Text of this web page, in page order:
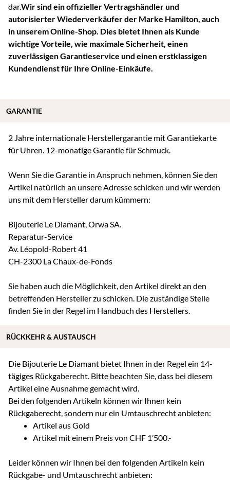
dar.Wir sind ein offizieller Vertragshändler und
autorisierter Wiederverkäufer der Marke Hamilton, auch
in unserem Online-Shop. Dies bietet Ihnen als Kunde
wichtige Vorteile, wie maximale Sicherheit, einen
zuverlässigen Garantieservice und einen erstklassigen
Kundendienst für Ihre Online-Einkäufe.
2 Jahre internationale Herstellergarantie mit Garantiekarte
für Uhren. 12-monatige Garantie für Schmuck.
Wenn Sie die Garantie in Anspruch nehmen, können Sie den
Artikel natürlich an unsere Adresse schicken und wir werden
uns mit dem Hersteller darum kümmern:
Bijouterie Le Diamant, Orwa SA.
Reparatur-Service
Av. Léopold-Robert 41
CH-2300 La Chaux-de-Fonds
Sie haben auch die Möglichkeit, den Artikel direkt an den
betreffenden Hersteller zu schicken. Die zuständige Stelle
finden Sie in der Regel im Handbuch des Herstellers.
Die Bijouterie Le Diamant bietet Ihnen in der Regel ein 14-
tägiges Rückgaberecht. Bitte beachten Sie, dass bei diesem
Artikel eine Ausnahme gemacht wird.
Bei den folgenden Artikeln können wir Ihnen kein
Rückgaberecht, sondern nur ein Umtauschrecht anbieten:
Artikel aus Gold
Artikel mit einem Preis von CHF 1’500.-
Leider können wir Ihnen bei den folgenden Artikeln kein
Rückgabe- und Umtauschrecht anbieten:
GARANTIE
RÜCKKEHR & AUSTAUSCH